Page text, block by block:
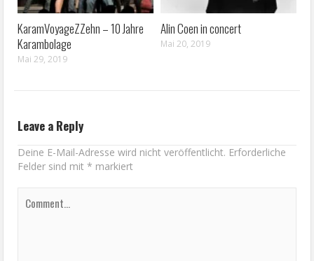
KaramVoyageZZehn – 10 Jahre
Karambolage
Mai 29, 2019
Alin Coen in concert
Mai 20, 2019
Leave a Reply
Deine E-Mail-Adresse wird nicht veröffentlicht. Erforderliche
Felder sind mit* markiert